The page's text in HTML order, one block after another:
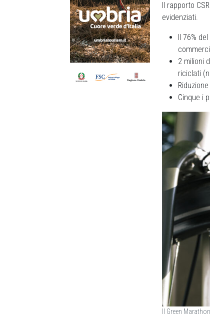
Il rapporto
evidenziati.
Il 76%
2 milioni
riciclati
Cinque i
Il Green